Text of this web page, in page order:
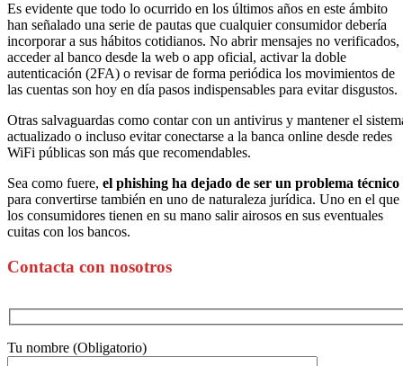
Es evidente que todo lo ocurrido en los últimos años en este ámbito
han señalado una serie de pautas que cualquier consumidor debería
incorporar a sus hábitos cotidianos. No abrir mensajes no verificados,
acceder al banco desde la web o app oficial, activar la doble
autenticación (2FA) o revisar de forma periódica los movimientos de
las cuentas son hoy en día pasos indispensables para evitar disgustos.
Otras salvaguardas como contar con un antivirus y mantener el
actualizado o incluso evitar conectarse a la banca online desde redes
WiFi públicas son más que recomendables.
Sea como fuere, el phishing ha dejado de ser un problema técnico
para convertirse también en uno de naturaleza jurídica. Uno en el que
los consumidores tienen en su mano salir airosos en sus eventuales
cuitas con los bancos.
Contacta con nosotros
Tu nombre (Obligatorio)